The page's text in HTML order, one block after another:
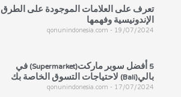
تعرف على العلامات الموجودة على الطرق
الإندونيسية وفهمها
qonunindonesia.com 19/07/2024
5 أفضل سوبر ماركت(Supermarket) في
بالي(Bali) لاحتياجات التسوق الخاصة بك
qonunindonesia.com 17/07/2024